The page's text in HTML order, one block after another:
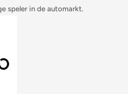
speler in de automarkt.